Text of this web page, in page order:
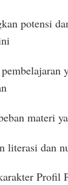
potensi
materi
literasi dan
Profil